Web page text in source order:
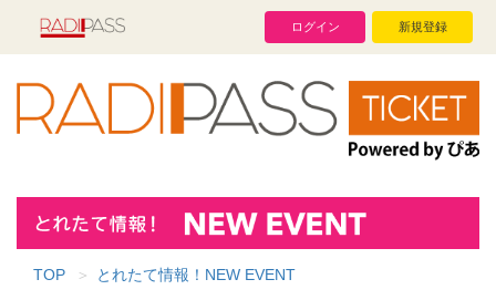
ログイン 新規登録
TOP とれたて情報！NEW EVENT